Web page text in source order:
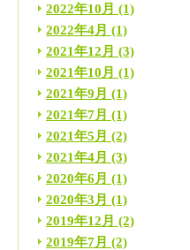
2022年10月 (1)
2022年4月 (1)
2021年12月 (3)
2021年10月 (1)
2021年9月 (1)
2021年7月 (1)
2021年5月 (2)
2021年4月 (3)
2020年6月 (1)
2020年3月 (1)
2019年12月 (2)
2019年7月 (2)